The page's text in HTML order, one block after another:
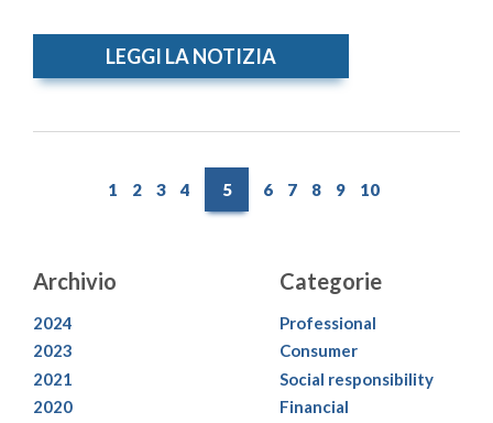
LEGGI LA NOTIZIA
1 2 3 4 5 6 7 8 9 10
Archivio
2024
2023
2021
2020
Categorie
Professional
Consumer
Social responsibility
Financial